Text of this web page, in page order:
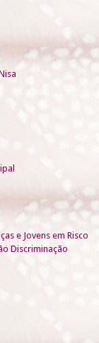
e Jovens em Risco
Discriminação